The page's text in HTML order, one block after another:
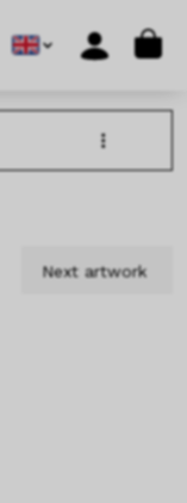
Cart
Next artwork